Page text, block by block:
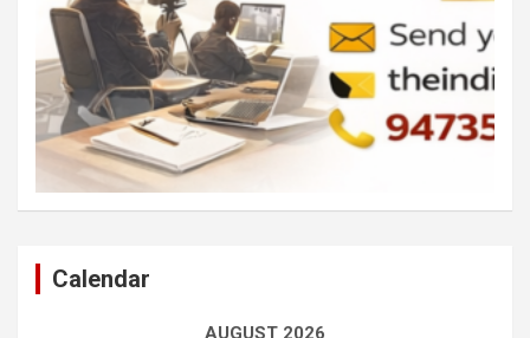
Calendar
AUGUST 2026